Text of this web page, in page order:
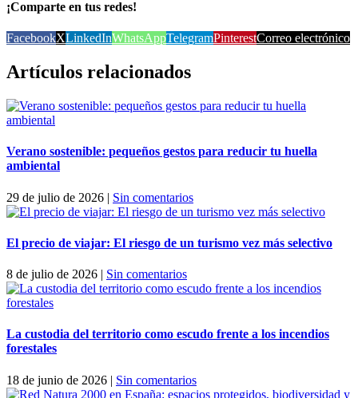
¡Comparte en tus redes!
FacebookXLinkedInWhatsAppTelegramPinterestCorreo electrónico
Artículos relacionados
Verano sostenible: pequeños gestos para reducir tu huella
ambiental
29 de julio de 2026 | Sin comentarios
El precio de viajar: El riesgo de un turismo vez más selectivo
8 de julio de 2026 | Sin comentarios
La custodia del territorio como escudo frente a los incendios
forestales
18 de junio de 2026 | Sin comentarios